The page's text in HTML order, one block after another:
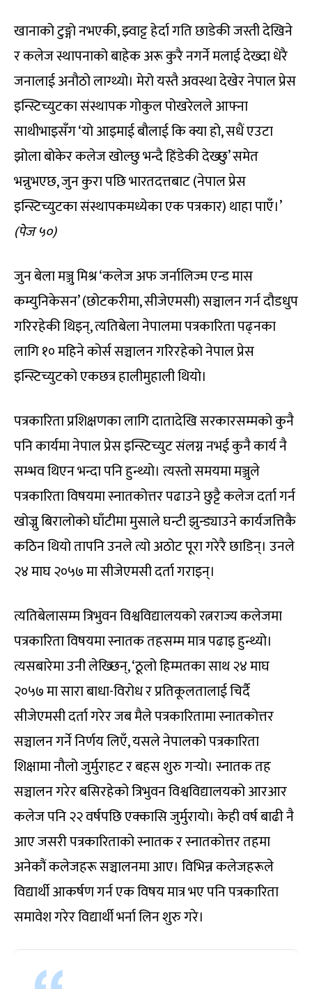
खानाको टुङ्गो नभएकी, झ्वाट्ट हेर्दा गति छाडेकी जस्ती देखिने
र कलेज स्थापनाको बाहेक अरू कुरै नगर्ने मलाई देख्दा धेरै
जनालाई अनौठो लाग्थ्यो। मेरो यस्तै अवस्था देखेर नेपाल प्रेस
इन्स्टिच्युटका संस्थापक गोकुल पोखरेलले आफ्ना
साथीभाइसँग ‘यो आइमाई बौलाई कि क्या हो, सधैं एउटा
झोला बोकेर कलेज खोल्छु भन्दै हिंडेकी देख्छु’ समेत
भन्नुभएछ, जुन कुरा पछि भारतदत्तबाट (नेपाल प्रेस
इन्स्टिच्युटका संस्थापकमध्येका एक पत्रकार) थाहा पाएँ।’
(पेज ५०)
जुन बेला मञ्जु मिश्र ‘कलेज अफ जर्नालिज्म एन्ड मास
कम्युनिकेसन’ (छोटकरीमा, सीजेएमसी) सञ्चालन गर्न दौडधुप
गरिरहेकी थिइन्, त्यतिबेला नेपालमा पत्रकारिता पढ्नका
लागि १० महिने कोर्स सञ्चालन गरिरहेको नेपाल प्रेस
इन्स्टिच्युटको एकछत्र हालीमुहाली थियो।
पत्रकारिता प्रशिक्षणका लागि दातादेखि सरकारसम्मको कुनै
पनि कार्यमा नेपाल प्रेस इन्स्टिच्युट संलग्न नभई कुनै कार्य नै
सम्भव थिएन भन्दा पनि हुन्थ्यो। त्यस्तो समयमा मञ्जुले
पत्रकारिता विषयमा स्नातकोत्तर पढाउने छुट्टै कलेज दर्ता गर्न
खोज्नु बिरालोको घाँटीमा मुसाले घन्टी झुन्ड्याउने कार्यजत्तिकै
कठिन थियो तापनि उनले त्यो अठोट पूरा गरेरै छाडिन्। उनले
२४ माघ २०५७ मा सीजेएमसी दर्ता गराइन्।
त्यतिबेलासम्म त्रिभुवन विश्वविद्यालयको रत्नराज्य कलेजमा
पत्रकारिता विषयमा स्नातक तहसम्म मात्र पढाइ हुन्थ्यो।
त्यसबारेमा उनी लेख्छिन्, ‘ठूलो हिम्मतका साथ २४ माघ
२०५७ मा सारा बाधा-विरोध र प्रतिकूलतालाई चिर्दै
सीजेएमसी दर्ता गरेर जब मैले पत्रकारितामा स्नातकोत्तर
सञ्चालन गर्ने निर्णय लिएँ, यसले नेपालको पत्रकारिता
शिक्षामा नौलो जुर्मुराहट र बहस शुरु गर्‍यो। स्नातक तह
सञ्चालन गरेर बसिरहेको त्रिभुवन विश्वविद्यालयको आरआर
कलेज पनि २२ वर्षपछि एक्कासि जुर्मुरायो। केही वर्ष बाढी नै
आए जसरी पत्रकारिताको स्नातक र स्नातकोत्तर तहमा
अनेकौं कलेजहरू सञ्चालनमा आए। विभिन्न कलेजहरूले
विद्यार्थी आकर्षण गर्न एक विषय मात्र भए पनि पत्रकारिता
समावेश गरेर विद्यार्थी भर्ना लिन शुरु गरे।